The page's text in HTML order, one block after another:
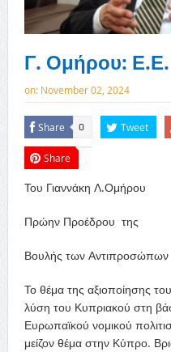
Γ. Ομήρου:
on: November 02, 2024
Share 0 Tweet
Share
Του Γιαννάκη Λ.Ομήρου
Πρώην Προέδρου της
Βουλής των Αντιπροσώπων
Το θέμα της αξιοποίησης
λύση του Κυπριακού στη
Ευρωπαϊκού νομικού
μείζονθέμα στην Κύπρο.